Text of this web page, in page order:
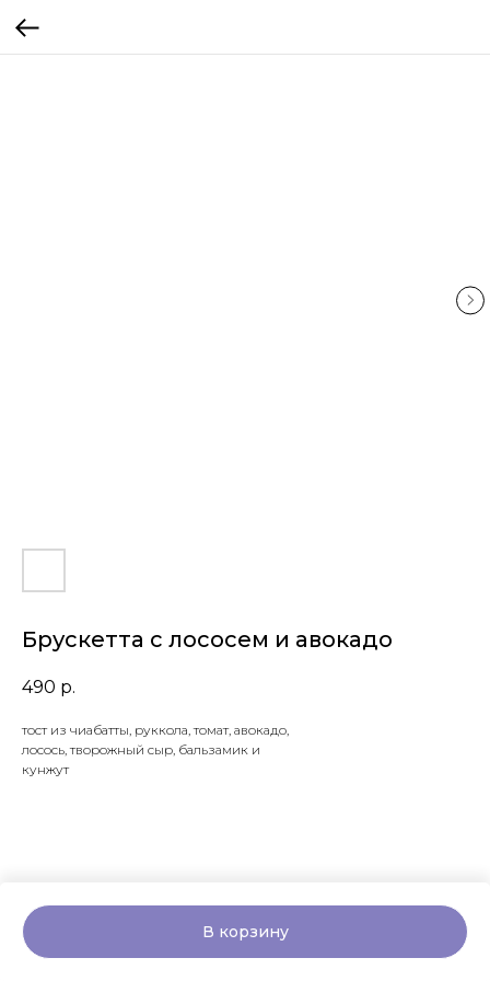
Брускетта с лососем и авокадо
490 р.
В корзину
тост из чиабатты, руккола, томат, авокадо,
лосось, творожный сыр, бальзамик и
кунжут